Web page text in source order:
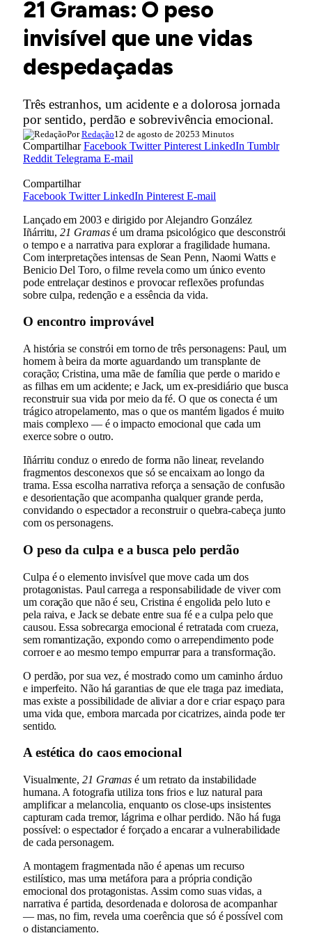
21 Gramas: O peso
invisível que une vidas
despedaçadas
Três estranhos, um acidente e a dolorosa jornada
por sentido, perdão e sobrevivência emocional.
Por Redação12 de agosto de 20253 Minutos
CompartilharFacebook Twitter Pinterest LinkedIn Tumblr
Reddit Telegrama E-mail
Compartilhar
Facebook Twitter LinkedIn Pinterest E-mail
Lançado em 2003 e dirigido por Alejandro González
Iñárritu,21 Gramasé um drama psicológico que desconstrói
o tempo e a narrativa para explorar a fragilidade humana.
Com interpretações intensas de Sean Penn, Naomi Watts e
Benicio Del Toro, o filme revela como um único evento
pode entrelaçar destinos e provocar reflexões profundas
sobre culpa, redenção e a essência da vida.
O encontro improvável
A história se constrói em torno de três personagens: Paul, um
homem à beira da morte aguardando um transplante de
coração; Cristina, uma mãe de família que perde o marido e
as filhas em um acidente; e Jack, um ex-presidiário que busca
reconstruir sua vida por meio da fé. O que os conecta é um
trágico atropelamento, mas o que os mantém ligados é muito
mais complexo — é o impacto emocional que cada um
exerce sobre o outro.
Iñárritu conduz o enredo de forma não linear, revelando
fragmentos desconexos que só se encaixam ao longo da
trama. Essa escolha narrativa reforça a sensação de confusão
e desorientação que acompanha qualquer grande perda,
convidando o espectador a reconstruir o quebra-cabeça junto
com os personagens.
O peso da culpa e a busca pelo perdão
Culpa é o elemento invisível que move cada um dos
protagonistas. Paul carrega a responsabilidade de viver com
um coração que não é seu, Cristina é engolida pelo luto e
pela raiva, e Jack se debate entre sua fé e a culpa pelo que
causou. Essa sobrecarga emocional é retratada com crueza,
sem romantização, expondo como o arrependimento pode
corroer e ao mesmo tempo empurrar para a transformação.
O perdão, por sua vez, é mostrado como um caminho árduo
e imperfeito. Não há garantias de que ele traga paz imediata,
mas existe a possibilidade de aliviar a dor e criar espaço para
uma vida que, embora marcada por cicatrizes, ainda pode ter
sentido.
A estética do caos emocional
Visualmente, 21 Gramas é um retrato da instabilidade
humana. A fotografia utiliza tons frios e luz natural para
amplificar a melancolia, enquanto os close-ups insistentes
capturam cada tremor, lágrima e olhar perdido. Não há fuga
possível: o espectador é forçado a encarar a vulnerabilidade
de cada personagem.
A montagem fragmentada não é apenas um recurso
estilístico, mas uma metáfora para a própria condição
emocional dos protagonistas. Assim como suas vidas, a
narrativa é partida, desordenada e dolorosa de acompanhar
— mas, no fim, revela uma coerência que só é possível com
o distanciamento.